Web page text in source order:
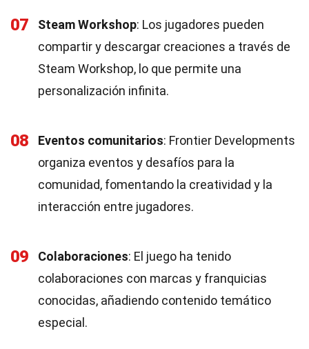
07 Steam Workshop: Los jugadores pueden
compartir y descargar creaciones a través de
Steam Workshop, lo que permite una
personalización infinita.
08 Eventos comunitarios: Frontier Developments
organiza eventos y desafíos para la
comunidad, fomentando la creatividad y la
interacción entre jugadores.
09 Colaboraciones: El juego ha tenido
colaboraciones con marcas y franquicias
conocidas, añadiendo contenido temático
especial.